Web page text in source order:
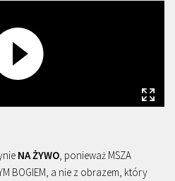
NA ŻYWO, ponieważ MSZA
BOGIEM, a nie z obrazem, który